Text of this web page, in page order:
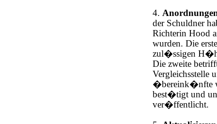
4.
der Schuldner
Richterin Hood
wurden. Die
zul�ssigen
Die zweite
Vergleichsstelle
�bereink�nfte
best�tigt und
ver�ffentlicht.